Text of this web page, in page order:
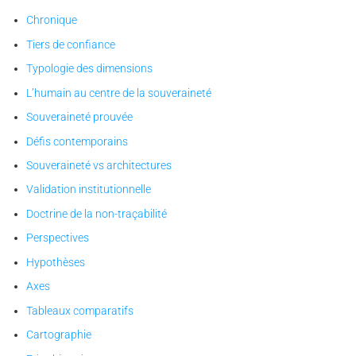
Chronique
Tiers de confiance
Typologie des dimensions
L’humain au centre de la souveraineté
Souveraineté prouvée
Défis contemporains
Souveraineté vs architectures
Validation institutionnelle
Doctrine de la non-traçabilité
Perspectives
Hypothèses
Axes
Tableaux comparatifs
Cartographie